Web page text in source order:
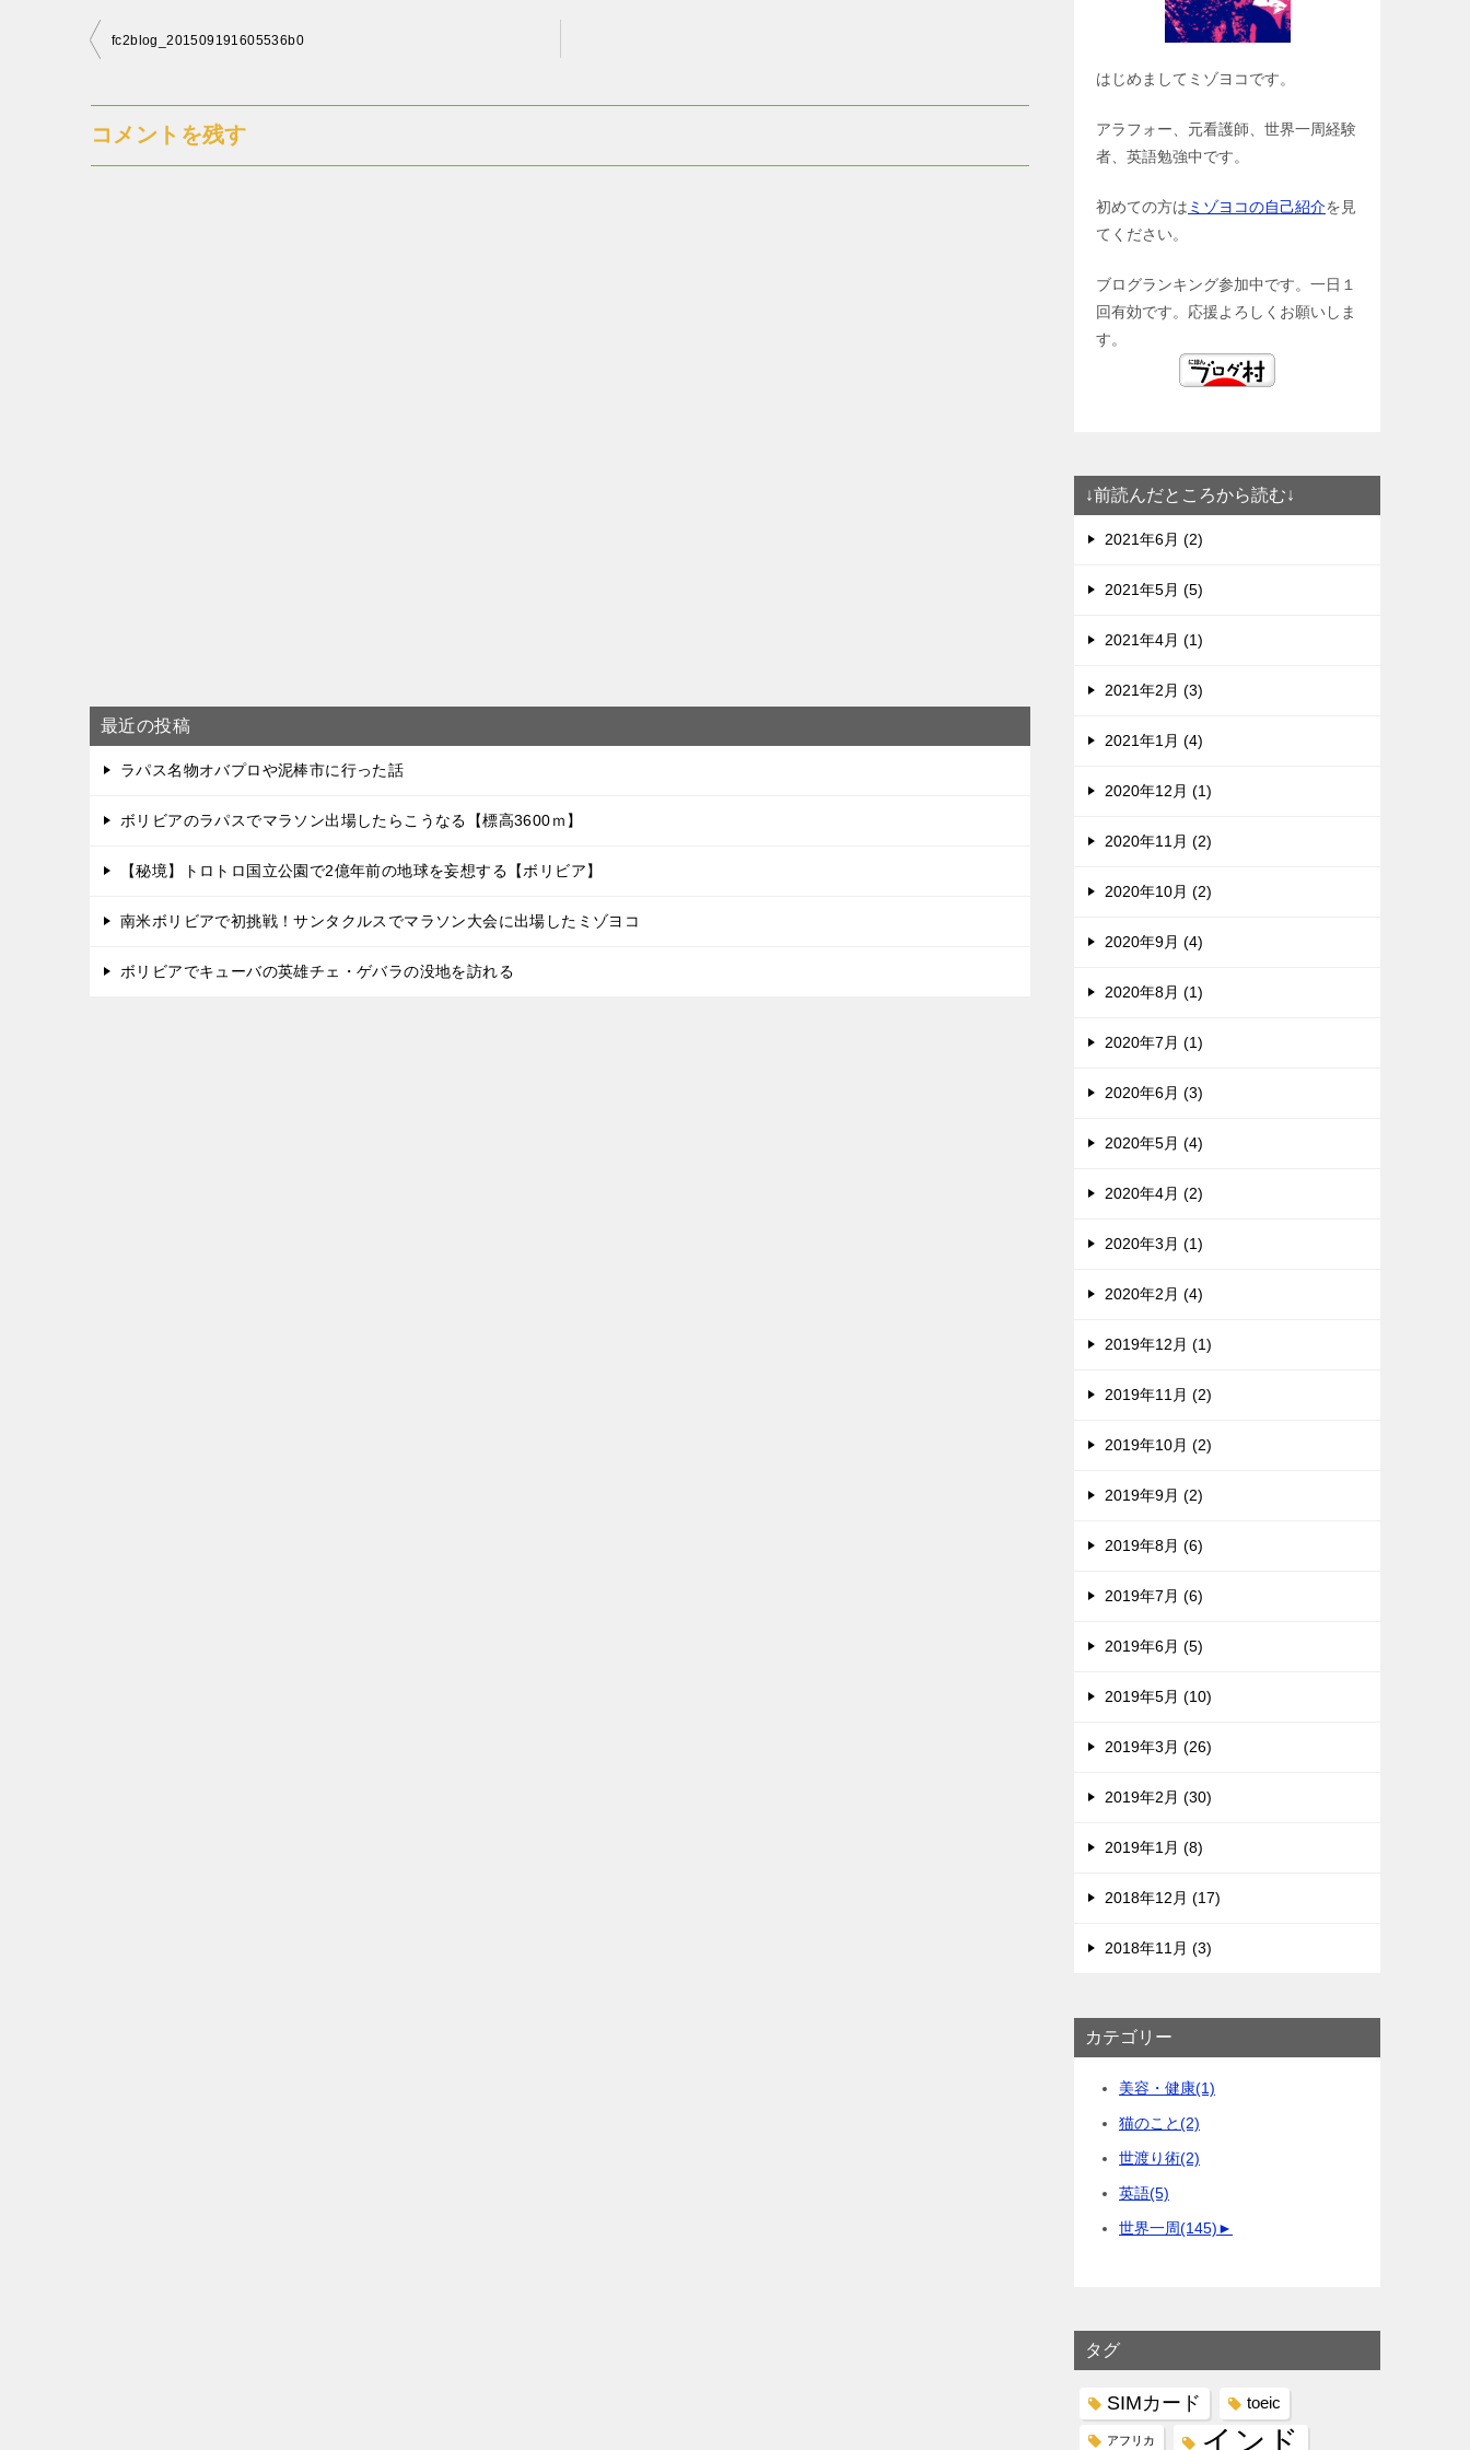
投
ナ
ビ
fc2blog_201509191605536b0
コメントを残す
最近の投稿
ラパス名物オバプロや泥棒市に行った話
ボリビアのラパスでマラソン出場したらこうなる【標高3600ｍ】
【秘境】トロトロ国立公園で2億年前の地球を妄想する【ボリビア】
南米ボリビアで初挑戦！サンタクルスでマラソン大会に出場したミゾヨコ
ボリビアでキューバの英雄チェ・ゲバラの没地を訪れる
はじめましてミゾヨコです。
アラフォー、元看護師、世界一周経験
者、英語勉強中です。
初めての方は ミゾヨコの自己紹介を見
てください。
ブログランキング参加中です。一日１
回有効です。応援よろしくお願いしま
す。
↓前読んだところから読む↓
2021年6月 (2)
2021年5月 (5)
2021年4月 (1)
2021年2月 (3)
2021年1月 (4)
2020年12月 (1)
2020年11月 (2)
2020年10月 (2)
2020年9月 (4)
2020年8月 (1)
2020年7月 (1)
2020年6月 (3)
2020年5月 (4)
2020年4月 (2)
2020年3月 (1)
2020年2月 (4)
2019年12月 (1)
2019年11月 (2)
2019年10月 (2)
2019年9月 (2)
2019年8月 (6)
2019年7月 (6)
2019年6月 (5)
2019年5月 (10)
2019年3月 (26)
2019年2月 (30)
2019年1月 (8)
2018年12月 (17)
2018年11月 (3)
カテゴリー
美容・健康(1)
猫のこと(2)
世渡り術(2)
英語(5)
世界一周(145)►
タグ
SIMカード toeic
アフリカ インド